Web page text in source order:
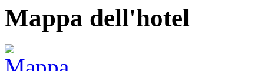
Mappa dell'hotel